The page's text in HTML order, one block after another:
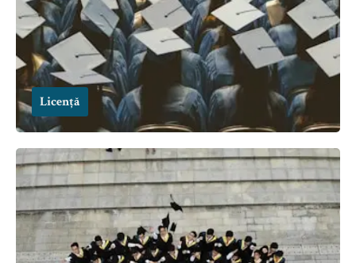
Licență